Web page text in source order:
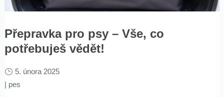
Přepravka pro psy – Vše, co
potřebuješ vědět!
5. února 2025
| pes